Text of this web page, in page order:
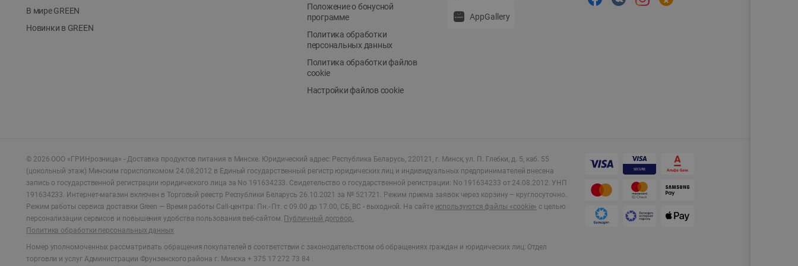
В мире GREEN
Новинки в GREEN
Положение о бонусной
программе
Политика обработки
персональных данных
Политика обработки файлов
cookie
Настройки файлов cookie
AppGallery
© 2026 ООО «ГРИНрозница» - Доставка продуктов питания в Минске. Юридический адрес: Республика Беларусь, 220121, г. Минск, ул. П. Глебки, д. 5, каб. 55
(цокольный этаж) Минским горисполкомом 24.08.2012 в Единый государственный регистр юридических лиц и индивидуальных предпринимателей внесена
запись о государственной регистрации юридического лица за No 191634233. Свидетельство о государственной регистрации: No 191634233 от 24.08.2012. УНП
191634233. Интернет-магазин включен в Торговый реестр Республики Беларусь 26.10.2021 за № 521721. Режим приема заявок через корзину – круглосуточно.
Режим работы сервиса доставки Green — Время работы Call-центра: Пн.- Пт. с 09.00 до 17.00, СБ, ВС - выходной. На сайте используются файлы «cookie» с целью
персонализации сервисов и повышения удобства пользования веб-сайтом. Публичный договор.
Политика обработки персональных данных
Номер уполномоченных рассматривать обращения покупателей в соответствии с законодательством об обращениях граждан и юридических лиц: Отдел
торговли и услуг Администрации Фрунзенского района г. Минска + 375 17 272 73 84 .